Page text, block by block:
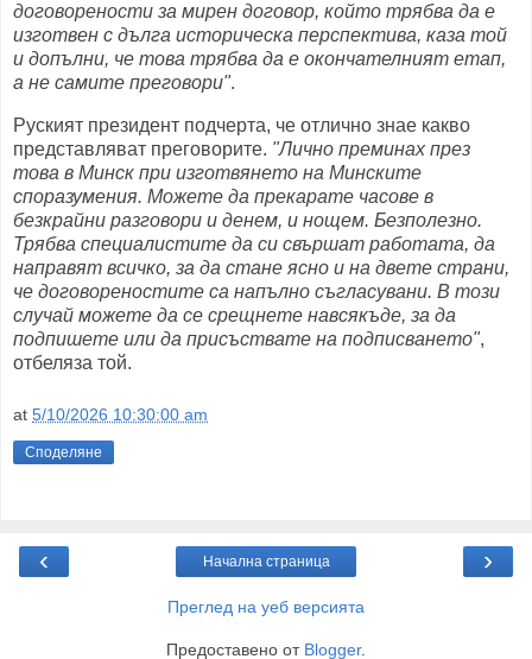
договорености за мирен договор, който трябва да е
изготвен с дълга историческа перспектива, каза той
и допълни, че това трябва да е окончателният етап,
а не самите преговори".
Руският президент подчерта, че отлично знае какво
представляват преговорите. "Лично преминах през
това в Минск при изготвянето на Минските
споразумения. Можете да прекарате часове в
безкрайни разговори и денем, и нощем. Безполезно.
Трябва специалистите да си свършат работата, да
направят всичко, за да стане ясно и на двете страни,
че договореностите са напълно съгласувани. В този
случай можете да се срещнете навсякъде, за да
подпишете или да присъствате на подписването",
отбеляза той.
at 5/10/2026 10:30:00 am
Споделяне
‹ ›
Начална страница
Преглед на уеб версията
Предоставено от Blogger.